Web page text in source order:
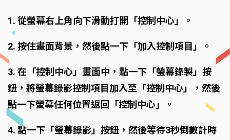
1. 從螢幕右上角向下滑動打開「控制中心」。
2. 按住畫面背景，然後點一下「加入控制項目」。
3. 在「控制中心」畫面中，點一下「螢幕錄製」按
鈕，將螢幕錄影控制項目加入至「控制中心」，然後
點一下螢幕任何位置返回「控制中心」。
4. 點一下「螢幕錄影」按鈕，然後等待3秒倒數計時